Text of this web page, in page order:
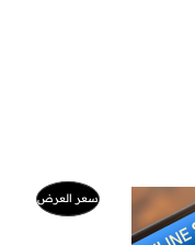
سعر العرضمنتج